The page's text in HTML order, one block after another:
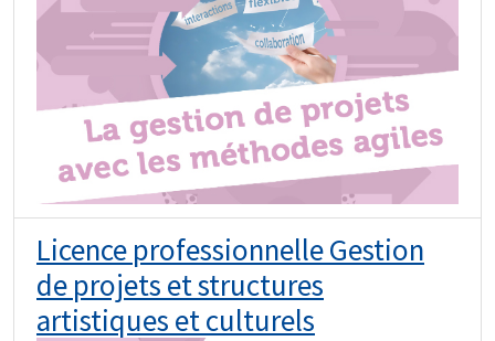
Licence professionnelle Gestion
de projets et structures
artistiques et culturels